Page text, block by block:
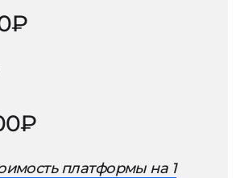
платформы на 1